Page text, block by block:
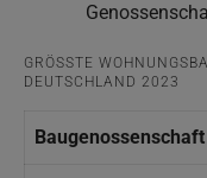
GRÖSSTE
EUTSCHLAND
2023
Baugenossenschaft